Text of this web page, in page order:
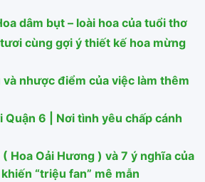
dâm bụt – loài hoa của tuổi thơ
cùng gợi ý thiết kế hoa mừng
và nhược điểm của việc làm thêm
Quận 6 | Nơi tình yêu chấp cánh
Hoa Oải Hương ) và 7 ý nghĩa của
“triệu fan” mê mẫn